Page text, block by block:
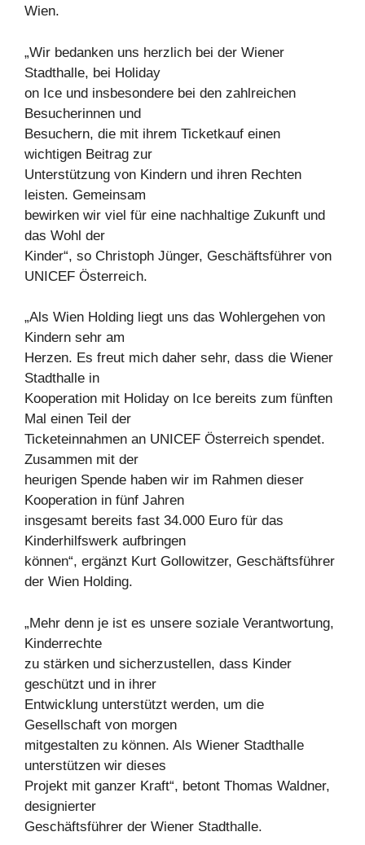
Wien.
„Wir bedanken uns herzlich bei der Wiener
Stadthalle, bei Holiday
on Ice und insbesondere bei den zahlreichen
Besucherinnen und
Besuchern, die mit ihrem Ticketkauf einen
wichtigen Beitrag zur
Unterstützung von Kindern und ihren Rechten
leisten. Gemeinsam
bewirken wir viel für eine nachhaltige Zukunft und
das Wohl der
Kinder“, so Christoph Jünger, Geschäftsführer von
UNICEF Österreich.
„Als Wien Holding liegt uns das Wohlergehen von
Kindern sehr am
Herzen. Es freut mich daher sehr, dass die Wiener
Stadthalle in
Kooperation mit Holiday on Ice bereits zum fünften
Mal einen Teil der
Ticketeinnahmen an UNICEF Österreich spendet.
Zusammen mit der
heurigen Spende haben wir im Rahmen dieser
Kooperation in fünf Jahren
insgesamt bereits fast 34.000 Euro für das
Kinderhilfswerk aufbringen
können“, ergänzt Kurt Gollowitzer, Geschäftsführer
der Wien Holding.
„Mehr denn je ist es unsere soziale Verantwortung,
Kinderrechte
zu stärken und sicherzustellen, dass Kinder
geschützt und in ihrer
Entwicklung unterstützt werden, um die
Gesellschaft von morgen
mitgestalten zu können. Als Wiener Stadthalle
unterstützen wir dieses
Projekt mit ganzer Kraft“, betont Thomas Waldner,
designierter
Geschäftsführer der Wiener Stadthalle.